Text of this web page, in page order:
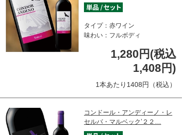
タイプ：赤ワイン
味わい：フルボディ
1,280円(税込
1,408円)
1本あたり1408円（税込）
コンドール・アンディーノ・レ
セルバ・マルベック’２２…